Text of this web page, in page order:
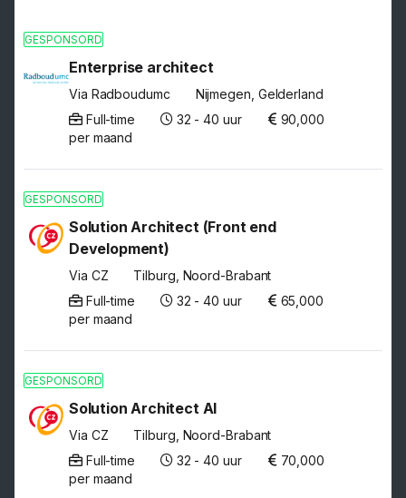
GESPONSORD
Enterprise architect
Via Radboudumc
Nijmegen, Gelderland
Full-time
32 - 40 uur
90,000
per maand
GESPONSORD
Solution Architect (Front end
Development)
Via CZ
Tilburg, Noord-Brabant
Full-time
32 - 40 uur
65,000
per maand
GESPONSORD
Solution Architect AI
Via CZ
Tilburg, Noord-Brabant
Full-time
32 - 40 uur
70,000
per maand